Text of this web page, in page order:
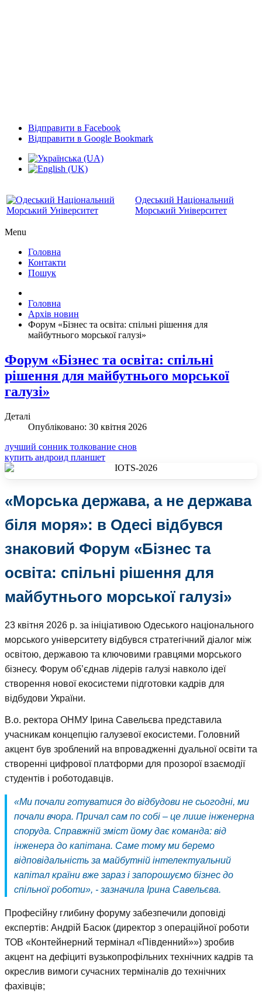
Відправити в Facebook
Відправити в Google Bookmark
Одеський Національний
Морський Університет
Menu
Головна
Контакти
Пошук
Головна
Архів новин
Форум «Бізнес та освіта: спільні рішення для
майбутнього морської галузі»
Форум «Бізнес та освіта: спільні
рішення для майбутнього морської
галузі»
Деталі
Опубліковано: 30 квітня 2026
лучший сонник толкование снов
купить андроид планшет
«Морська держава, а не держава
біля моря»: в Одесі відбувся
знаковий Форум «Бізнес та
освіта: спільні рішення для
майбутнього морської галузі»
23 квітня 2026 р. за ініціативою Одеського національного
морського університету відбувся стратегічний діалог між
освітою, державою та ключовими гравцями морського
бізнесу. Форум об’єднав лідерів галузі навколо ідеї
створення нової екосистеми підготовки кадрів для
відбудови України.
В.о. ректора ОНМУ Ірина Савельєва представила
учасникам концепцію галузевої екосистеми. Головний
акцент був зроблений на впровадженні дуальної освіти та
створенні цифрової платформи для прозорої взаємодії
студентів і роботодавців.
«Ми почали готуватися до відбудови не сьогодні, ми
почали вчора. Причал сам по собі – це лише інженерна
споруда. Справжній зміст йому дає команда: від
інженера до капітана. Саме тому ми беремо
відповідальність за майбутній інтелектуальний
капітал країни вже зараз і запорошуємо бізнес до
спільної роботи», - зазначила Ірина Савельєва.
Професійну глибину форуму забезпечили доповіді
експертів: Андрій Басюк (директор з операційної роботи
ТОВ «Контейнерний термінал «Південний»») зробив
акцент на дефіциті вузькопрофільних технічних кадрів та
окреслив вимоги сучасних терміналів до технічних
фахівців;